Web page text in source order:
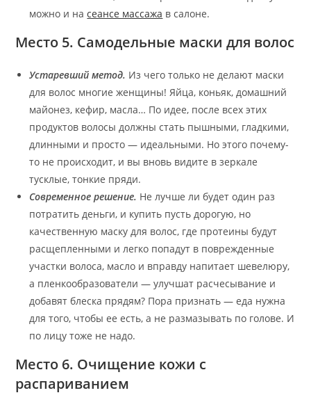
можно и насеансе массажа в салоне.
Место 5. Самодельные маски для волос
Устаревший метод. Из чего только не делают маски
для волос многие женщины! Яйца, коньяк, домашний
майонез, кефир, масла… По идее, после всех этих
продуктов волосы должны стать пышными, гладкими,
длинными и просто — идеальными. Но этого почему-
то не происходит, и вы вновь видите в зеркале
тусклые, тонкие пряди.
Современное решение. Не лучше ли будет один раз
потратить деньги, и купить пусть дорогую, но
качественную маску для волос, где протеины будут
расщепленными и легко попадут в поврежденные
участки волоса, масло и вправду напитает шевелюру,
а пленкообразователи — улучшат расчесывание и
добавят блеска прядям? Пора признать — еда нужна
для того, чтобы ее есть, а не размазывать по голове. И
по лицу тоже не надо.
Место 6. Очищение кожи с
распариванием